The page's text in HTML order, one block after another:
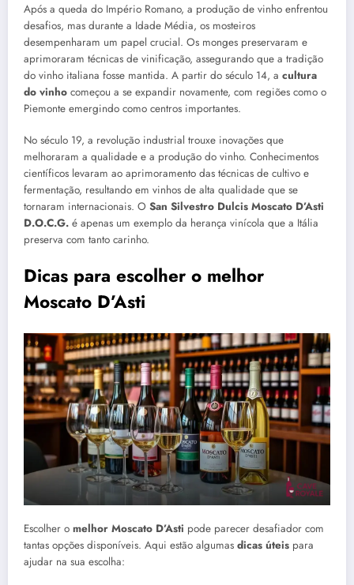
Após a queda do Império Romano, a produção de vinho enfrentou
desafios, mas durante a Idade Média, os mosteiros
desempenharam um papel crucial. Os monges preservaram e
aprimoraram técnicas de vinificação, assegurando que a tradição
do vinho italiana fosse mantida. A partir do século 14, a cultura
do vinho começou a se expandir novamente, com regiões como o
Piemonte emergindo como centros importantes.
No século 19, a revolução industrial trouxe inovações que
melhoraram a qualidade e a produção do vinho. Conhecimentos
científicos levaram ao aprimoramento das técnicas de cultivo e
fermentação, resultando em vinhos de alta qualidade que se
tornaram internacionais. O San Silvestro Dulcis Moscato D’Asti
D.O.C.G. é apenas um exemplo da herança vinícola que a Itália
preserva com tanto carinho.
Dicas para escolher o melhor
Moscato D’Asti
Escolher o melhor Moscato D’Asti pode parecer desafiador com
tantas opções disponíveis. Aqui estão algumas dicas úteis para
ajudar na sua escolha: